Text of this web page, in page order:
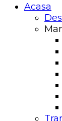
Acasa